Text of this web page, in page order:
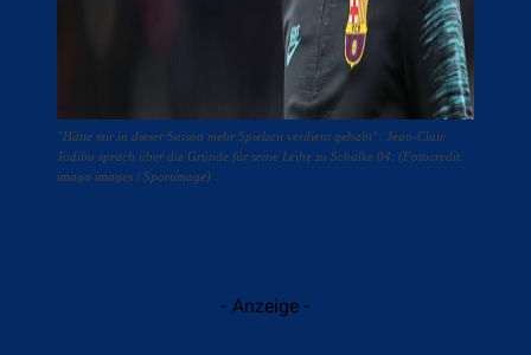
"Hätte mir in dieser Saison mehr Spielzeit verdient gehabt": Jean-Clair
Todibo sprach über die Gründe für seine Leihe zu Schalke 04. (Fotocredit:
imago images / Sportimage)
- Anzeige -